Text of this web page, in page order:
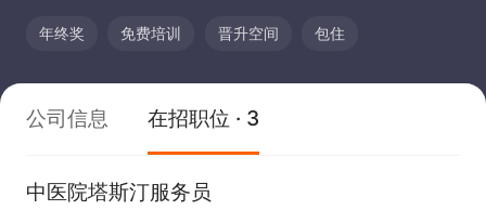
年终奖 免费培训 晋升空间 包住
公司信息 在招职位 · 3
中医院塔斯汀服务员